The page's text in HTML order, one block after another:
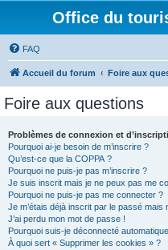
Office du
FAQ
Accueil du forum Foire aux
Foire aux questions
Problèmes de connexion et
Pourquoi ai-je besoin de m’inscrire ?
Qu’est-ce que la COPPA ?
Pourquoi ne puis-je pas m’inscrire ?
Je suis inscrit mais je ne peux pas me
Pourquoi ne puis-je pas me connecter ?
Je m’étais déjà inscrit par le passé
J’ai perdu mon mot de passe !
Pourquoi suis-je déconnecté
À quoi sert « Supprimer les cookies » ?